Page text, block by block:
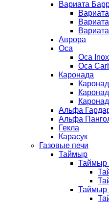
Вариата
Аврора
Оса
Оса Inox
Оса
Каронада
Альфа
Альфа
Гекла
Карасук
Газовые печи
Таймыр
Таймыр
Таймыр